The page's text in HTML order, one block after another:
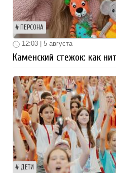
ПЕРСОНА
12:03 | 5 августа
Каменский стежок: как
ДЕТИ